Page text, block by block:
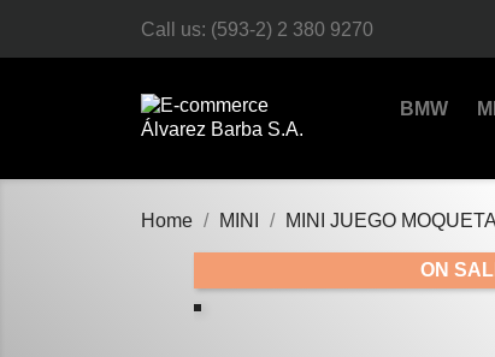
Call us: (593-2) 2 380 9270
BMW
Home MINI MINI JUEGO
ON